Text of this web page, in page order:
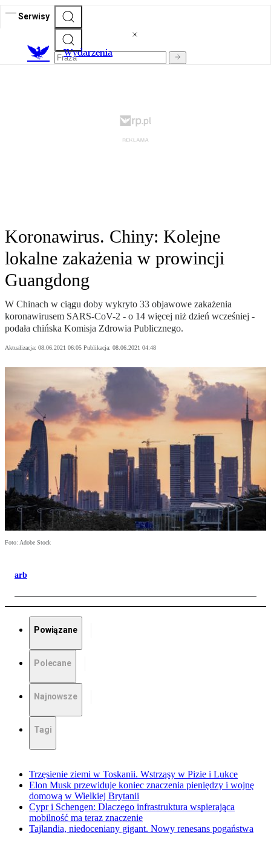
Serwisy
Wydarzenia
Koronawirus. Chiny: Kolejne
lokalne zakażenia w prowincji
Guangdong
W Chinach w ciągu doby wykryto 33 objawowe zakażenia
koronawirusem SARS-CoV-2 - o 14 więcej niż dzień wcześniej -
podała chińska Komisja Zdrowia Publicznego.
Aktualizacja: 08.06.2021 06:05 Publikacja: 08.06.2021 04:48
Foto: Adobe Stock
arb
Powiązane
Polecane
Najnowsze
Tagi
Trzęsienie ziemi w Toskanii. Wstrząsy w Pizie i Lukce
Elon Musk przewiduje koniec znaczenia pieniędzy i wojnę
domową w Wielkiej Brytanii
Cypr i Schengen: Dlaczego infrastruktura wspierająca
mobilność ma teraz znaczenie
Tajlandia, niedoceniany gigant. Nowy renesans pogaństwa